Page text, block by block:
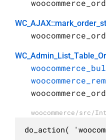
woocommerce/src/
do_action(